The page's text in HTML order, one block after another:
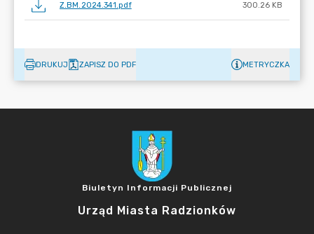
Z.BM.2024.341.pdf 300.26 KB
DRUKUJ ZAPISZ DO PDF METRYCZKA
Biuletyn Informacji Publicznej
Urząd Miasta Radzionków